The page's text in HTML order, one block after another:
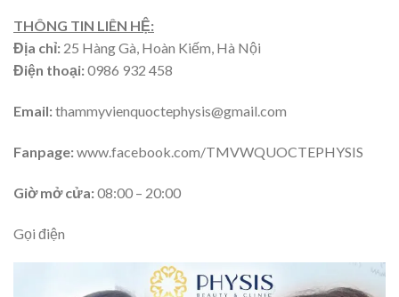
THÔNG TIN LIÊN HỆ:
Địa chỉ: 25 Hàng Gà, Hoàn Kiếm, Hà Nội
Điện thoại:0986 932 458
Email:thammyvienquoctephysis@gmail.com
Fanpage:www.facebook.com/TMVWQUOCTEPHYSIS
Giờ mở cửa:08:00 – 20:00
Gọi điện